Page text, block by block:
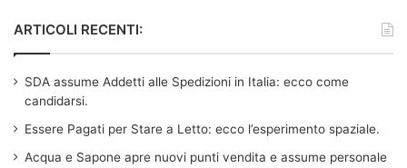
ARTICOLI RECENTI:
SDA assume Addetti alle Spedizioni in Italia: ecco come
candidarsi.
Essere Pagati per Stare a Letto: ecco l’esperimento spaziale.
Acqua e Sapone apre nuovi punti vendita e assume personale